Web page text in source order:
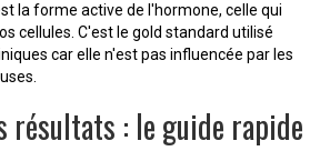
la forme active de l'hormone, celle qui
cellules. C'est le gold standard utilisé
car elle n'est pas influencée par les
résultats : le guide rapide